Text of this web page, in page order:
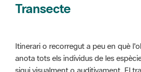
Transecte
Itinerari o recorregut a peu en què
anota tots els individus de les